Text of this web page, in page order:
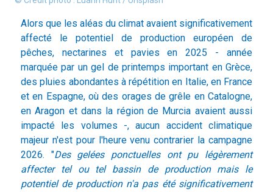
Alors que les aléas du climat avaient significativement
affecté le potentiel de production européen de
pêches, nectarines et pavies en 2025 - année
marquée par un gel de printemps important en Grèce,
des pluies abondantes à répétition en Italie, en France
et en Espagne, où des orages de grêle en Catalogne,
en Aragon et dans la région de Murcia avaient aussi
impacté les volumes -, aucun accident climatique
majeur n'est pour l'heure venu contrarier la campagne
2026. "Des gelées ponctuelles ont pu légèrement
affecter tel ou tel bassin de production mais le
potentiel de production n'a pas été significativement